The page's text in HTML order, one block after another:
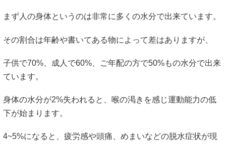
まず人の身体というのは非常に多くの水分で出来ています。
その割合は年齢や書いてある物によって差はありますが、
子供で70%、成人で60%、ご年配の方で50%もの水分で出来
ています。
身体の水分が2%失われると、喉の渇きを感じ運動能力の低
下が始まります。
4~5%になると、疲労感や頭痛、めまいなどの脱水症状が現